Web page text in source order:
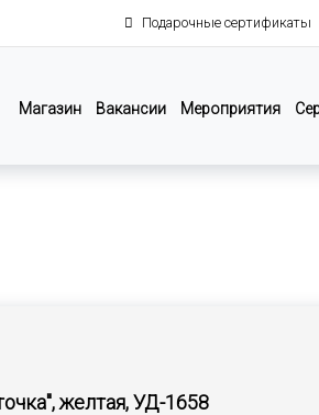
Подарочные сертификаты
Магазин
Вакансии Мероприятия
желтая, УД-1658